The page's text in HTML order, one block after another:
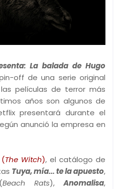
La balada de Hugo
off de una serie original
películas de terror más
años son algunos de
presentará durante el
anunció la empresa en
(The Witch), el catálogo de
Tuya, mía... te la apuesto,
Beach Rats),Anomalisa,